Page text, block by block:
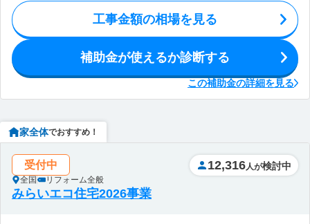
工事金額の相場を見る
補助金が使えるか診断する
この補助金の詳細を見る
家全体でおすすめ！
受付中
全国 リフォーム全般
12,316 人が検討中
みらいエコ住宅2026事業